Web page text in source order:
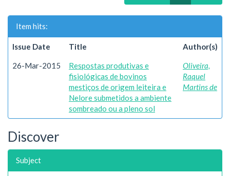
Item hits:
Issue Date Title Author(s)
26-Mar-2015
Respostas produtivas e
fisiológicas de bovinos
mestiços de origem leiteira e
Nelore submetidos a ambiente
sombreado ou a pleno sol
Oliveira,
Raquel
Martins de
Discover
Subject